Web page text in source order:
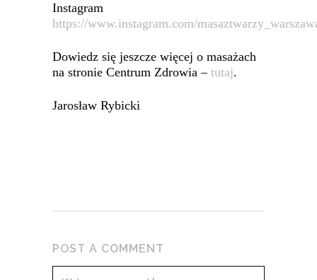
Instagram
https://www.instagram.com/
Dowiedz się jeszcze więcej o masażach
na stronie Centrum Zdrowia – tutaj.
Jarosław Rybicki
POST A COMMENT